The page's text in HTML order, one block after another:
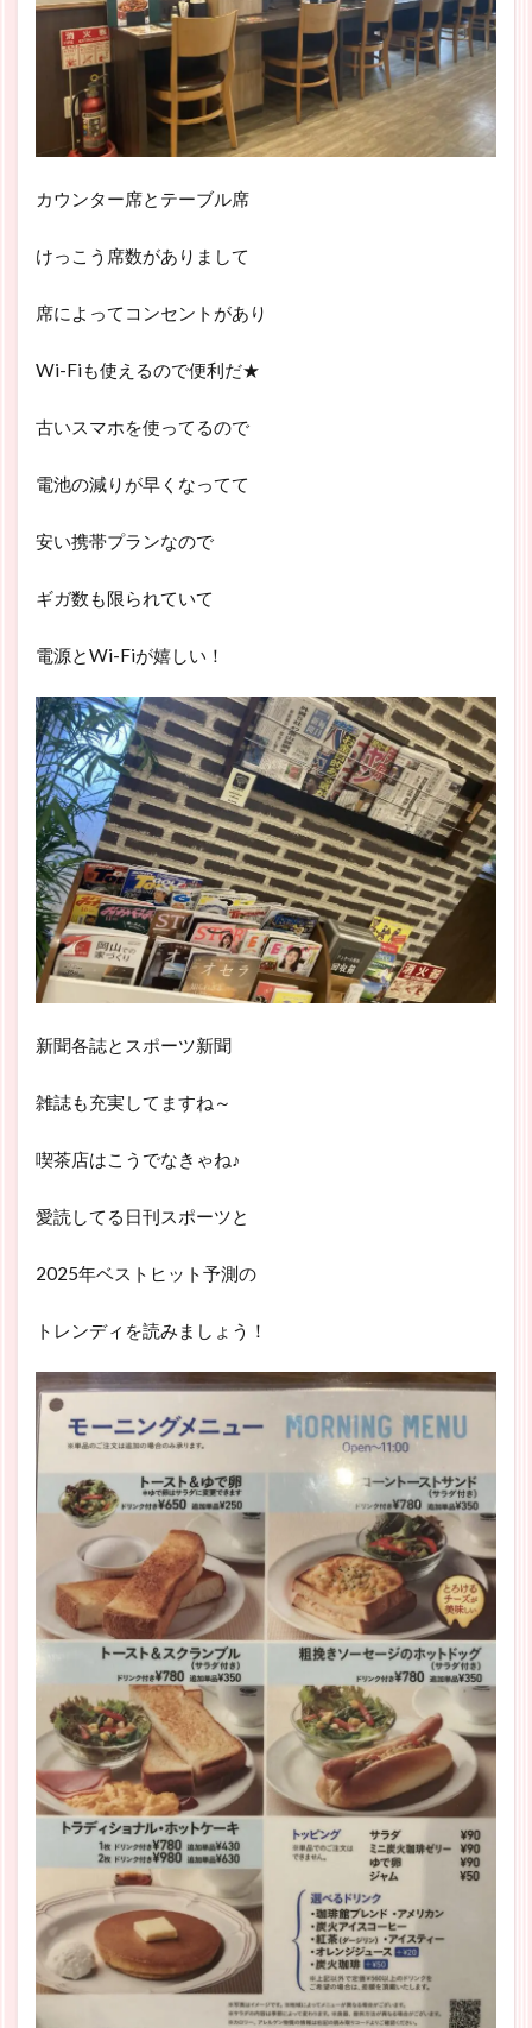
カウンター席とテーブル席
けっこう席数がありまして
席によってコンセントがあり
Wi-Fiも使えるので便利だ★
古いスマホを使ってるので
電池の減りが早くなってて
安い携帯プランなので
ギガ数も限られていて
電源とWi-Fiが嬉しい！
新聞各誌とスポーツ新聞
雑誌も充実してますね～
喫茶店はこうでなきゃね♪
愛読してる日刊スポーツと
2025年ベストヒット予測の
トレンディを読みましょう！